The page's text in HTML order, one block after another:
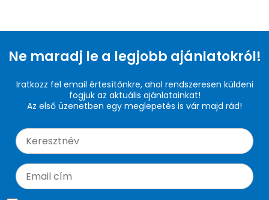
Ne maradj le a legjobb ajánlatokról!
Iratkozz fel email értesítőnkre, ahol rendszeresen küldeni
fogjuk az aktuális ajánlatainkat!
Az első üzenetben egy meglepetés is vár majd rád!